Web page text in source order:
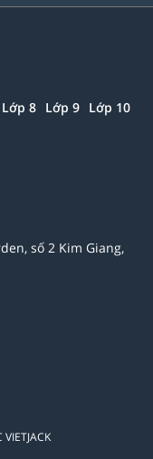
Lớp 8 Lớp 9 Lớp 10
số 2 Kim Giang,